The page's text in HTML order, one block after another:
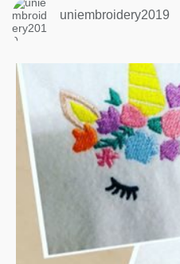
uniembroidery2019